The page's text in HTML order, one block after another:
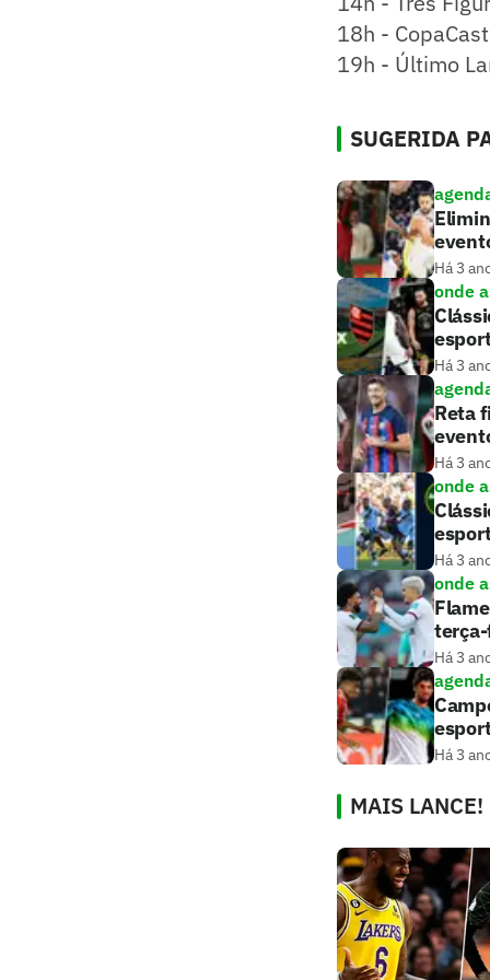
18h - CopaCast
19h - Último
SUGERIDA
Há 3
onde
Há 3
Reta
Há 3
onde
Há 3
onde
Há 3
Há 3
MAIS LANCE!